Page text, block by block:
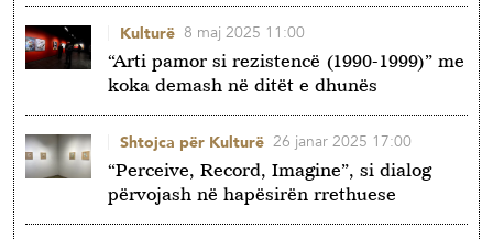
“Arti pamor si rezistencë (1990-1999)” me
koka demash në ditët e dhunës
Kulturë 8 maj 2025 11:00
“Perceive, Record, Imagine”, si dialog
përvojash në hapësirën rrethuese
Shtojca për Kulturë 26 janar 2025 17:00